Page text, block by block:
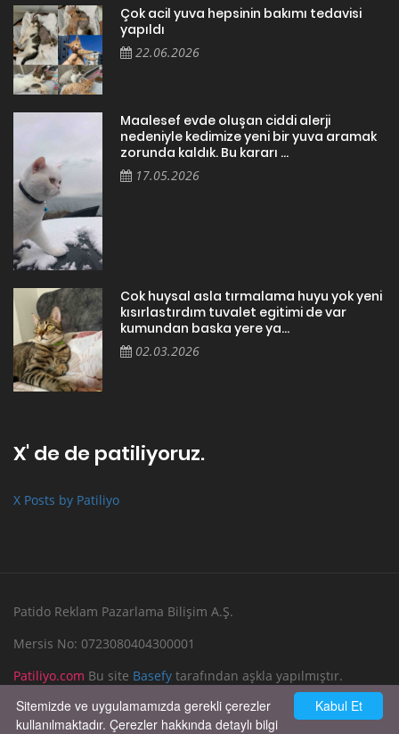
Çok acil yuva hepsinin bakımı tedavisi
yapıldı
22.06.2026
Maalesef evde oluşan ciddi alerji
nedeniyle kedimize yeni bir yuva aramak
zorunda kaldık. Bu kararı ...
17.05.2026
Cok huysal asla tırmalama huyu yok yeni
kısırlastırdım tuvalet egitimi de var
kumundan baska yere ya...
02.03.2026
X' de de patiliyoruz.
X Posts by Patiliyo
Patido Reklam Pazarlama Bilişim A.Ş.
Mersis No: 0723080404300001
Patiliyo.com Bu site Basefy tarafından aşkla yapılmıştır.
Reklam Verin
Bize Yazın
Kabul Et
Sitemizde ve uygulamamızda gerekli çerezler
kullanılmaktadır. Çerezler hakkında detaylı bilgi